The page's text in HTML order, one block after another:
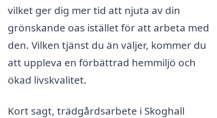
vilket ger dig mer tid att njuta av din
grönskande oas istället för att arbeta med
den. Vilken tjänst du än väljer, kommer du
att uppleva en förbättrad hemmiljö och
ökad livskvalitet.
Kort sagt, trädgårdsarbete i Skoghall